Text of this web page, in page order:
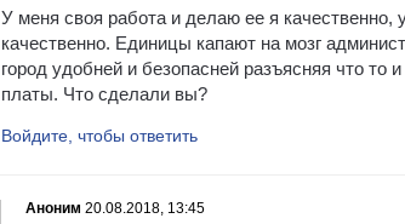
У меня своя работа и делаю ее я
качественно. Единицы капают на мозг
город удобней и безопасней разъясняя что то
платы. Что сделали вы?
Войдите, чтобы ответить
Аноним 20.08.2018, 13:45